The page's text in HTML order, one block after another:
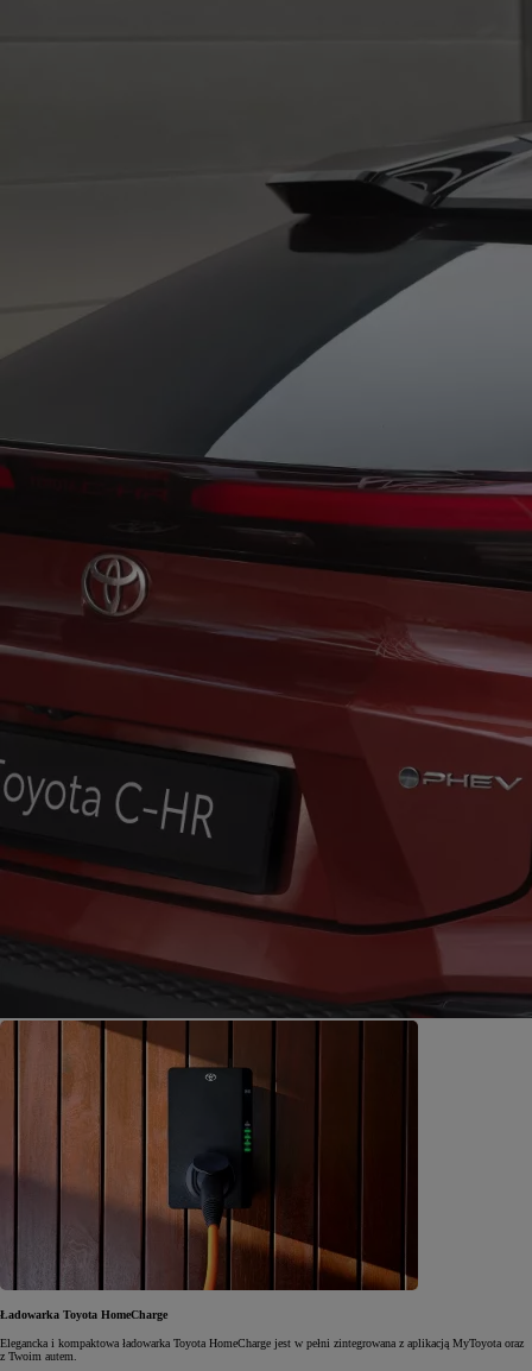
Ładowarka Toyota HomeCharge
Elegancka i kompaktowa ładowarka Toyota HomeCharge jest w pełni zintegrowana z aplikacją MyToyota oraz
z Twoim autem.